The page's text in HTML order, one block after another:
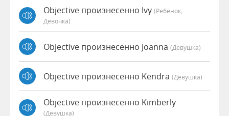
Objective произнесенно Ivy (Ребёнок,
Девочка)
Objective произнесенно Joanna (девушка)
Objective произнесенно Kendra (девушка)
Objective произнесенно Kimberly
(девушка)